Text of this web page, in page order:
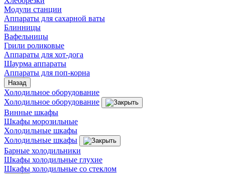
Модули станции
Аппараты для сахарной ваты
Блинницы
Вафельницы
Грили роликовые
Аппараты для хот-дога
Шаурма аппараты
Аппараты для поп-корна
Назад
Холодильное оборудование
Холодильное оборудование
Винные шкафы
Шкафы морозильные
Холодильные шкафы
Холодильные шкафы
Барные холодильники
Шкафы холодильные глухие
Шкафы холодильные со стеклом